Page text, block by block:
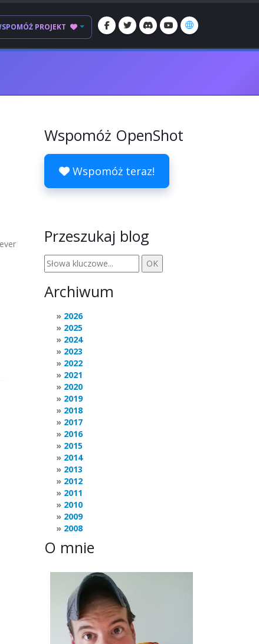
PROJEKT
Wspomóż OpenShot
Wspomóż teraz!
Przeszukaj blog
Archiwum
2026
2025
2024
2023
2022
2021
2020
2019
2018
2017
2016
2015
2014
2013
2012
2011
2010
2009
2008
O mnie